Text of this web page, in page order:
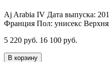
Aj Arabia IV Дата выпуска:
Франция Пол: унисекс
5 220 руб. 16 100 руб.
В корзину